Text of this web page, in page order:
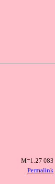
Permalink
M=1:27 083